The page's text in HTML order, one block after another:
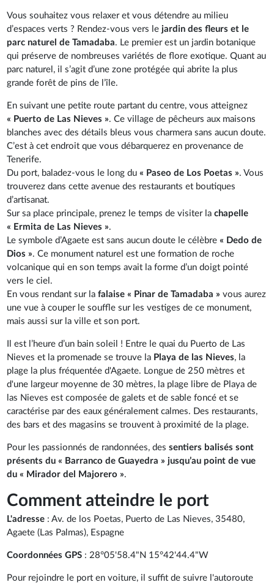
Vous souhaitez vous relaxer et vous détendre au milieu
d’espaces verts ? Rendez-vous vers lejardin des fleurs et le
parc naturel de Tamadaba. Le premier est un jardin botanique
qui préserve de nombreuses variétés de flore exotique. Quant au
parc naturel, il s’agit d’une zone protégée qui abrite la plus
grande forêt de pins de l’île.
En suivant une petite route partant du centre, vous atteignez
« Puerto de Las Nieves ». Ce village de pêcheurs aux maisons
blanches avec des détails bleus vous charmera sans aucun doute.
C’est à cet endroit que vous débarquerez en provenance de
Tenerife.
Du port, baladez-vous le long du« Paseo de Los Poetas ». Vous
trouverez dans cette avenue des restaurants et boutiques
d’artisanat.
Sur sa place principale, prenez le temps de visiter lachapelle
« Ermita de Las Nieves ».
Le symbole d’Agaete est sans aucun doute le célèbre « Dedo de
Dios ». Ce monument naturel est une formation de roche
volcanique qui en son temps avait la forme d’un doigt pointé
vers le ciel.
En vous rendant sur lafalaise « Pinar de Tamadaba » vous aurez
une vue à couper le souffle sur les vestiges de ce monument,
mais aussi sur la ville et son port.
Il est l’heure d’un bain soleil ! Entre le quai du Puerto de Las
Nieves et la promenade se trouve la Playa de las Nieves, la
plage la plus fréquentée d'Agaete. Longue de 250 mètres et
d'une largeur moyenne de 30 mètres, la plage libre de Playa de
las Nieves est composée de galets et de sable foncé et se
caractérise par des eaux généralement calmes. Des restaurants,
des bars et des magasins se trouvent à proximité de la plage.
Pour les passionnés de randonnées, dessentiers balisés sont
présents du « Barranco de Guayedra » jusqu’au point de vue
du « Mirador del Majorero ».
Comment atteindre le port
L'adresse : Av. de los Poetas, Puerto de Las Nieves, 35480,
Agaete (Las Palmas), Espagne
Coordonnées GPS : 28°05'58.4"N 15°42'44.4"W
Pour rejoindre le port en voiture, il suffit de suivre l'autoroute